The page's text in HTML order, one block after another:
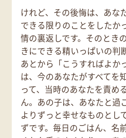
けれど、その後悔は、あな
できる限りのことをしたか
情の裏返しです。そのとき
きにできる精いっぱいの判
あとから「こうすればよか
は、今のあなたがすべてを
って、当時のあなたを責め
ん。あの子は、あなたと過
よりずっと幸せなものとし
ずです。毎日のごはん、名